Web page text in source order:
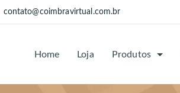
contato@coimbravirtual.com.br
Home Loja Produtos